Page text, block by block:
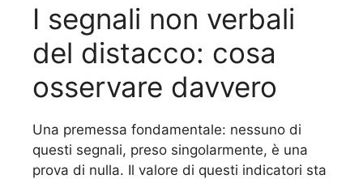
I segnali non verbali
del distacco: cosa
osservare davvero
Una premessa fondamentale: nessuno di
questi segnali, preso singolarmente, è una
prova di nulla. Il valore di questi indicatori sta